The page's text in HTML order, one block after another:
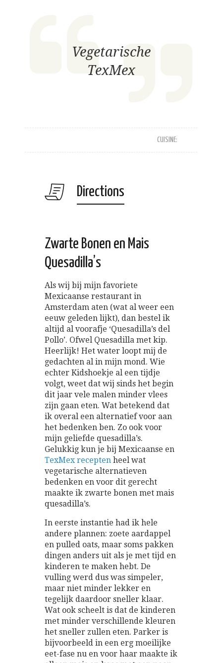
Vegetarische
TexMex
CUISINE:
Directions
Zwarte Bonen en Mais
Quesadilla’s
Als wij bij mijn favoriete
Mexicaanse restaurant in
Amsterdam aten (wat al weer een
eeuw geleden lijkt), dan bestel ik
altijd al voorafje ‘Quesadilla’s del
Pollo’. Ofwel Quesadilla met kip.
Heerlijk! Het water loopt mij de
gedachten al in mijn mond. Wie
echter Kidshoekje al een tijdje
volgt, weet dat wij sinds het begin
dit jaar vele malen minder vlees
zijn gaan eten. Wat betekend dat
ik overal een alternatief voor aan
het bedenken ben. Zo ook voor
mijn geliefde quesadilla’s.
Gelukkig kun je bij Mexicaanse en
TexMex recepten heel wat
vegetarische alternatieven
bedenken en voor dit gerecht
maakte ik zwarte bonen met mais
quesadilla’s.
In eerste instantie had ik hele
andere plannen: zoete aardappel
en pulled oats, maar soms pakken
dingen anders uit als je met tijd en
kinderen te maken hebt. De
vulling werd dus was simpeler,
maar niet minder lekker en
tegelijk daardoor sneller klaar.
Wat ook scheelt is dat de kinderen
met minder verschillende kleuren
het sneller zullen eten. Parker is
bijvoorbeeld in een erg moeilijke
eet-fase nu en voor haar maakte ik